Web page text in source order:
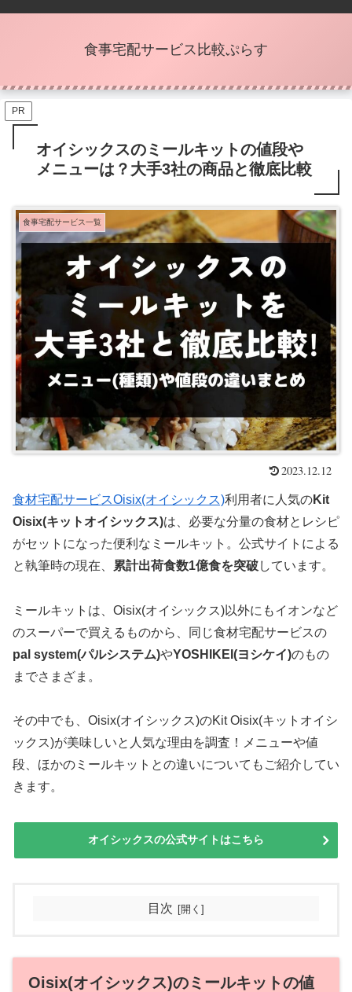
食事宅配サービス比較ぷらす
PR
オイシックスのミールキットの値段や
メニューは？大手3社の商品と徹底比較
食事宅配サービス一覧
2023.12.12
食材宅配サービスOisix(オイシックス)利用者に人気のKit
Oisix(キットオイシックス)は、必要な分量の食材とレシピ
がセットになった便利なミールキット。公式サイトによる
と執筆時の現在、
累計出荷食数1億食を突破しています。
ミールキットは、Oisix(オイシックス)以外にもイオンなど
のスーパーで買えるものから、同じ食材宅配サービスの
pal system(パルシステム)やYOSHIKEI(ヨシケイ)のもの
までさまざま。
その中でも、Oisix(オイシックス)のKit Oisix(キットオイシ
ックス)が美味しいと人気な理由を調査！メニューや値
段、ほかのミールキットとの違いについてもご紹介してい
きます。
オイシックスの公式サイトはこちら
目次
Oisix(オイシックス)のミールキットの値